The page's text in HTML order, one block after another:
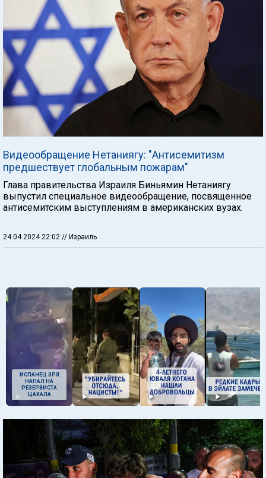
Видеообращение Нетаниягу: "Антисемитизм
предшествует глобальным пожарам"
Глава правительства Израиля Биньямин Нетаниягу
выпустил специальное видеообращение, посвященное
антисемитским выступлениям в американских вузах.
24.04.2024 22:02 // Израиль
ИСПАНЕЦ ЗРЯ
НАПАЛ НА
РЕЗЕРВИСТА
ЦАХАЛА